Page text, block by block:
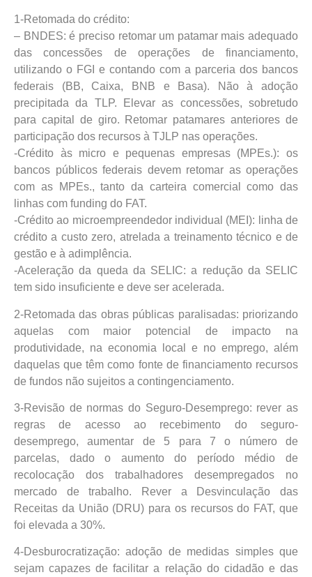
1-Retomada do crédito:
– BNDES: é preciso retomar um patamar mais adequado
das concessões de operações de financiamento,
utilizando o FGI e contando com a parceria dos bancos
federais (BB, Caixa, BNB e Basa). Não à adoção
precipitada da TLP. Elevar as concessões, sobretudo
para capital de giro. Retomar patamares anteriores de
participação dos recursos à TJLP nas operações.
-Crédito às micro e pequenas empresas (MPEs.): os
bancos públicos federais devem retomar as operações
com as MPEs., tanto da carteira comercial como das
linhas com funding do FAT.
-Crédito ao microempreendedor individual (MEI): linha de
crédito a custo zero, atrelada a treinamento técnico e de
gestão e à adimplência.
-Aceleração da queda da SELIC: a redução da SELIC
tem sido insuficiente e deve ser acelerada.
2-Retomada das obras públicas paralisadas: priorizando
aquelas com maior potencial de impacto na
produtividade, na economia local e no emprego, além
daquelas que têm como fonte de financiamento recursos
de fundos não sujeitos a contingenciamento.
3-Revisão de normas do Seguro-Desemprego: rever as
regras de acesso ao recebimento do seguro-
desemprego, aumentar de 5 para 7 o número de
parcelas, dado o aumento do período médio de
recolocação dos trabalhadores desempregados no
mercado de trabalho. Rever a Desvinculação das
Receitas da União (DRU) para os recursos do FAT, que
foi elevada a 30%.
4-Desburocratização: adoção de medidas simples que
sejam capazes de facilitar a relação do cidadão e das